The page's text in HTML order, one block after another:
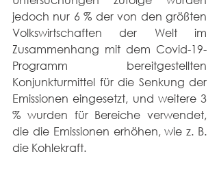
jedoch nur 6 % der von den größten
Volkswirtschaften der Welt im
Zusammenhang mit dem Covid-19-
Programm bereitgestellten
Konjunkturmittel für die Senkung der
Emissionen eingesetzt, und weitere 3
% wurden für Bereiche verwendet,
die die Emissionen erhöhen, wie z. B.
die Kohlekraft.